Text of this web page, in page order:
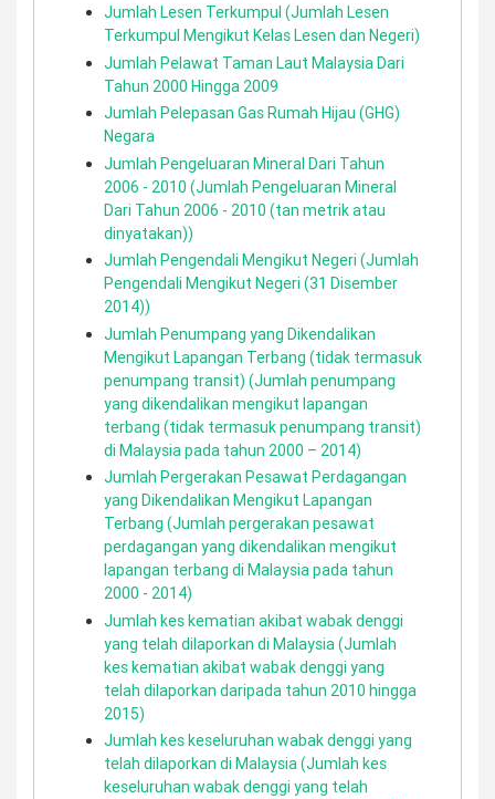
Jumlah Lesen Terkumpul (Jumlah Lesen
Terkumpul Mengikut Kelas Lesen dan Negeri)
Jumlah Pelawat Taman Laut Malaysia Dari
Tahun 2000 Hingga 2009
Jumlah Pelepasan Gas Rumah Hijau (GHG)
Negara
Jumlah Pengeluaran Mineral Dari Tahun
2006 - 2010 (Jumlah Pengeluaran Mineral
Dari Tahun 2006 - 2010 (tan metrik atau
dinyatakan))
Jumlah Pengendali Mengikut Negeri (Jumlah
Pengendali Mengikut Negeri (31 Disember
2014))
Jumlah Penumpang yang Dikendalikan
Mengikut Lapangan Terbang (tidak termasuk
penumpang transit) (Jumlah penumpang
yang dikendalikan mengikut lapangan
terbang (tidak termasuk penumpang transit)
di Malaysia pada tahun 2000 – 2014)
Jumlah Pergerakan Pesawat Perdagangan
yang Dikendalikan Mengikut Lapangan
Terbang (Jumlah pergerakan pesawat
perdagangan yang dikendalikan mengikut
lapangan terbang di Malaysia pada tahun
2000 - 2014)
Jumlah kes kematian akibat wabak denggi
yang telah dilaporkan di Malaysia (Jumlah
kes kematian akibat wabak denggi yang
telah dilaporkan daripada tahun 2010 hingga
2015)
Jumlah kes keseluruhan wabak denggi yang
telah dilaporkan di Malaysia (Jumlah kes
keseluruhan wabak denggi yang telah